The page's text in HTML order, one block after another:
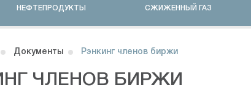
НЕФТЕПРОДУКТЫ СЖИЖЕННЫЙ ГАЗ
Документы Рэнкинг членов биржи
ЧЛЕНОВ БИРЖИ